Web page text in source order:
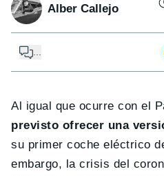
Alber Callejo
...
Al igual que ocurre con el
previsto ofrecer una
su primer coche eléctrico
embargo, la crisis del